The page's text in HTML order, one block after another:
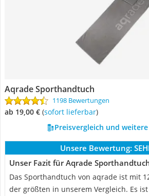
Aqrade Sporthandtuch
1198 Bewertungen
ab 19,00 € ( Sofort lieferbar)
Preisvergleich und
Unsere Bewertung:
Unser Fazit für Aqrade
Das Sporthandtuch von aqrade ist mit
der größten in unserem Vergleich. Es